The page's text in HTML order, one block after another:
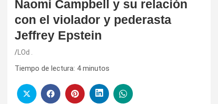
Naomi Campbell y su relación
con el violador y pederasta
Jeffrey Epstein
LOd .
Tiempo de lectura: 4 minutos